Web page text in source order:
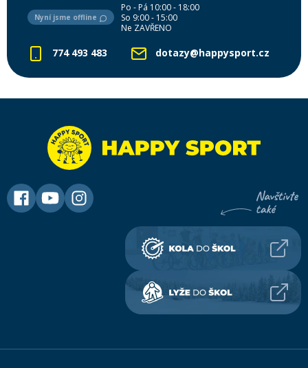
Nyní jsme offline
Po - Pá 10:00 - 18:00
So 9:00 - 15:00
Ne ZAVŘENO
774 493 483 dotazy@happysport.cz